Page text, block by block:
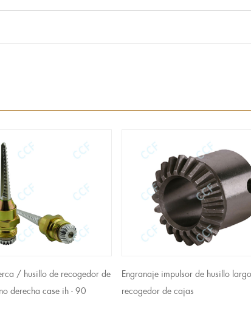
/ husillo de recogedor de
derecha case ih - 90
Engranaje impulsor de husillo
recogedor de cajas